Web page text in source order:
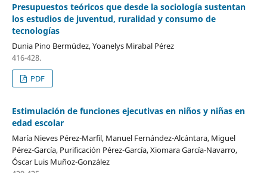
Presupuestos teóricos que desde la sociología sustentan
los estudios de juventud, ruralidad y consumo de
tecnologías
Dunia Pino Bermúdez, Yoanelys Mirabal Pérez
416-428.
PDF
Estimulación de funciones ejecutivas en niños y niñas en
edad escolar
María Nieves Pérez-Marfil, Manuel Fernández-Alcántara, Miguel
Pérez-García, Purificación Pérez-García, Xiomara García-Navarro,
Óscar Luis Muñoz-González